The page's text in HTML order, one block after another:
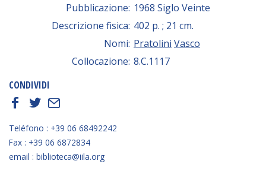
Pubblicazione: 1968 Siglo Veinte
Descrizione fisica: 402 p. ; 21 cm.
Nomi: Pratolini Vasco
Collocazione: 8.C.1117
CONDIVIDI
f
t E
Teléfono : +39 06 68492242
Fax : +39 06 6872834
email : biblioteca@iila.org